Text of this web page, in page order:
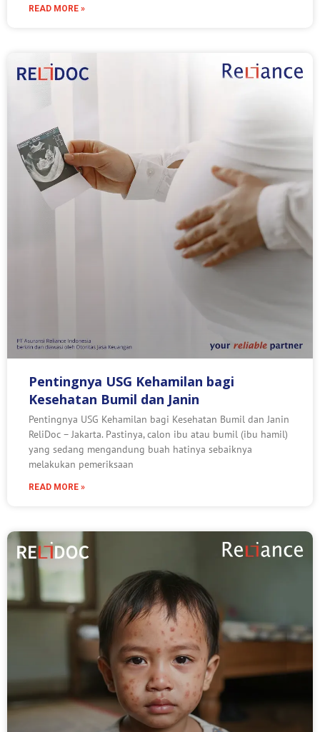
READ MORE »
Pentingnya USG Kehamilan bagi
Kesehatan Bumil dan Janin
Pentingnya USG Kehamilan bagi Kesehatan Bumil dan Janin
ReliDoc – Jakarta. Pastinya, calon ibu atau bumil (ibu hamil)
yang sedang mengandung buah hatinya sebaiknya
melakukan pemeriksaan
READ MORE »